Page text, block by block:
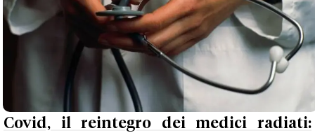
Covid, il reintegro dei medici radiati: